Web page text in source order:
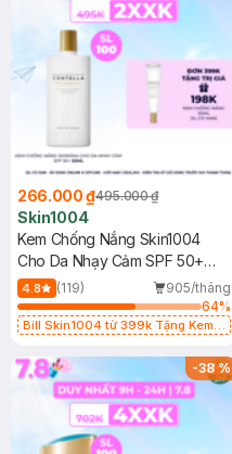
266.000 ₫495.000 ₫
Skin1004
Kem Chống Nắng Skin1004
Cho Da Nhạy Cảm SPF 50+
50ml
4.8 (119)
905/tháng
64%
Bill Skin1004 từ 399k Tặng Kem
SPF 50+ 20ml (SL Có Hạn)
-38%